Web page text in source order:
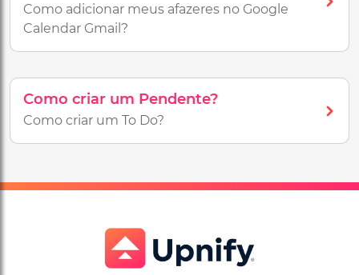
Como adicionar meus afazeres no Google
Calendar Gmail?
Como criar um Pendente?
Como criar um To Do?